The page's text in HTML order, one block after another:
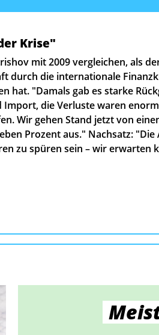
Krise"
mit 2009 vergleichen, als
durch die internationale
hat. "Damals gab es starke
die Verluste waren
Wir gehen Stand jetzt von
Prozent aus." Nachsatz:
zu spüren sein – wir erwarten